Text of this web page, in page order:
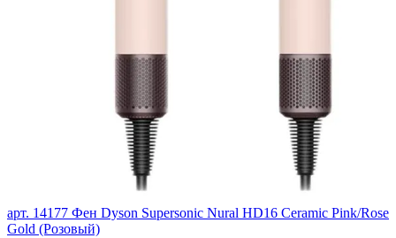
арт. 14177 Фен Dyson Supersonic Nural HD16 Ceramic Pink/Rose
Gold (Розовый)